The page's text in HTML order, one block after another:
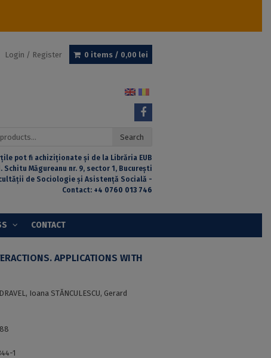
Login / Register 0 items / 0,00 lei
Search
pot fi achiziționate și de la Librăria EUB
Schitu Măgureanu nr. 9, sector 1, București
de Sociologie și Asistență Socială -
Contact: +4 0760 013 746
CONTACT
APPLICATIONS WITH
Ioana STĂNCULESCU, Gerard
1